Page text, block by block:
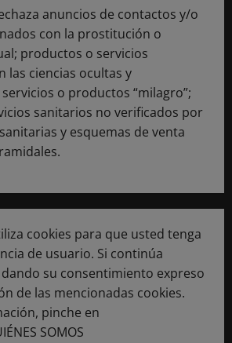
anuncios de contactos y/o
con la prostitución o
productos o servicios
las ciencias ocultas y
o productos “milagro”;
sanitarios no verificados por
y esquemas de venta
cookies para que usted tenga
de usuario. Si continúa
su consentimiento expreso
de las mencionadas cookies.
pinche en
SOMOS